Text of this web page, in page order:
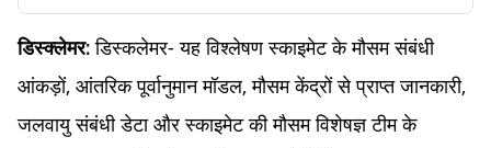
डिस्क्लेमर:डिस्कलेमर- यह विश्लेषण स्काइमेट के मौसम संबंधी
आंकड़ों, आंतरिक पूर्वानुमान मॉडल, मौसम केंद्रों से प्राप्त जानकारी,
जलवायु संबंधी डेटा और स्काइमेट की मौसम विशेषज्ञ टीम के